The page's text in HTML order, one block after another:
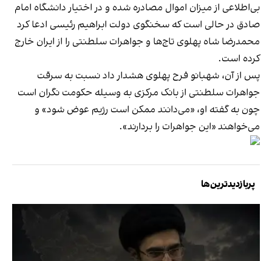
بی‌اطلاعی از میزان اموال مصادره شده و در اختیار دانشگاه امام
صادق در حالی است که سخنگوی دولت ابراهیم رئیسی ادعا کرد
محمدرضا شاه پهلوی تاج‌ها و جواهرات سلطنتی را از ایران خارج
کرده است.
پس از آن، شهبانو فرح پهلوی هشدار داد نسبت به سرقت
جواهرات سلطنتی از بانک مرکزی به وسیله حکومت نگران است
چون به گفته او، «می‌دانند ممکن است رژیم عوض شود» و
می‌خواهند «این جواهرات را بردارند».
پربازدیدترین‌ها